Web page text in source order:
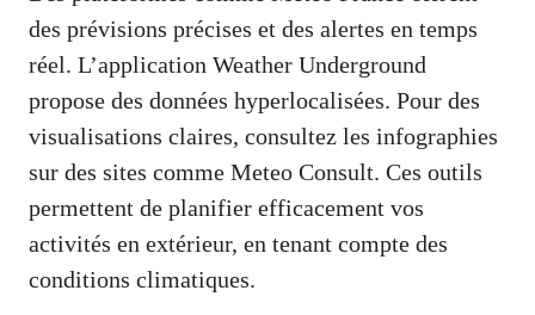
des prévisions précises et des alertes en temps
réel. L’application Weather Underground
propose des données hyperlocalisées. Pour des
visualisations claires, consultez les infographies
sur des sites comme Meteo Consult. Ces outils
permettent de planifier efficacement vos
activités en extérieur, en tenant compte des
conditions climatiques.